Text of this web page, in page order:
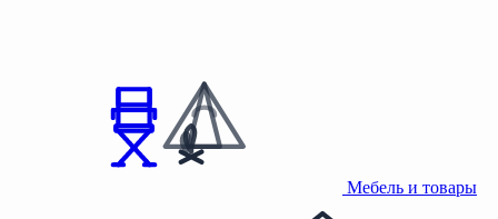
Мебель и товары